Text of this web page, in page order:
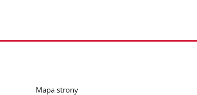
Mapa strony